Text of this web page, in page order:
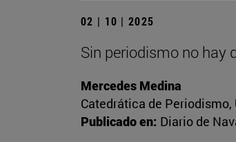
02 | 10 | 2025
Sin periodismo no hay
Mercedes Medina
Catedrática de
Publicado en: Diario de